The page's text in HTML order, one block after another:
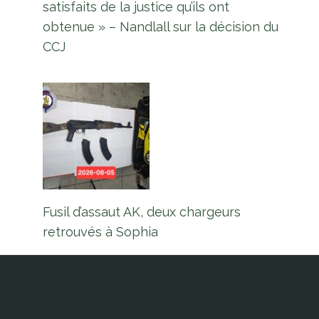
satisfaits de la justice qu’ils ont
obtenue » – Nandlall sur la décision du
CCJ
Fusil d’assaut AK, deux chargeurs
retrouvés à Sophia